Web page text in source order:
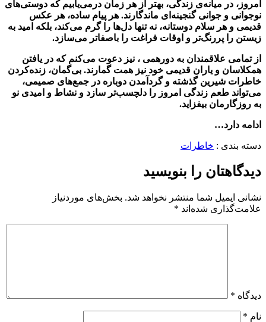
امروز، در میانه‌ی زندگی، بهتر از هر زمان درمی‌یابیم که دوستی‌های
نوجوانی و جوانی گنجینه‌ای ماندگارند. هر پیام ساده، هر عکس
قدیمی و هر سلام دوستانه، نه تنها دل‌ها را گرم می‌کند، بلکه امید به
زیستن را پررنگ‌تر و اوقات فراغت را باصفاتر می‌سازد.
از تمامی علاقمندان به دورهمی ، نیز دعوت می‌کنم که در یافتن
همکلاسان و یاران قدیمی خود نیز همت گمارند. بی‌گمان، زنده‌کردن
خاطرات شیرین گذشته و گردآمدن دوباره در جمع‌های صمیمی،
می‌تواند طعم زندگی امروز را دلچسب‌تر سازد و نشاط و امیدی نو
به روزگارمان بیفزاید.
ادامه دارد…
دسته بندی : خاطرات
دیدگاهتان را بنویسید
نشانی ایمیل شما منتشر نخواهد شد. بخش‌های موردنیاز
علامت‌گذاری شده‌اند *
دیدگاه *
نام *